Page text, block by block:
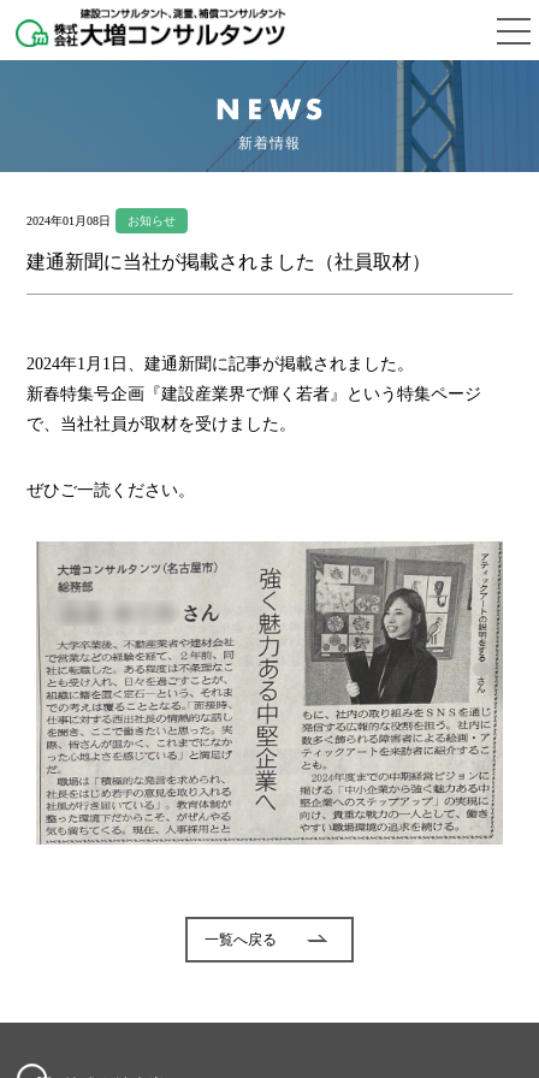
新着情報
2024年01月08日 お知らせ
建通新聞に当社が掲載されました（社員取材）
2024年1月1日、建通新聞に記事が掲載されました。
新春特集号企画『建設産業界で輝く若者』という特集ページ
で、当社社員が取材を受けました。
ぜひご一読ください。
一覧へ戻る